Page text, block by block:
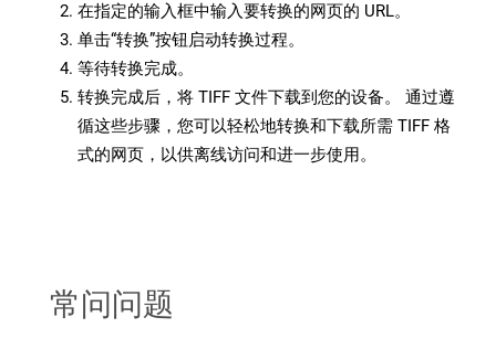
在指定的输入框中输入要转换的网页的 URL。
单击“转换”按钮启动转换过程。
等待转换完成。
转换完成后，将 TIFF 文件下载到您的设备。 通过遵
循这些步骤，您可以轻松地转换和下载所需 TIFF 格
式的网页，以供离线访问和进一步使用。
常问问题